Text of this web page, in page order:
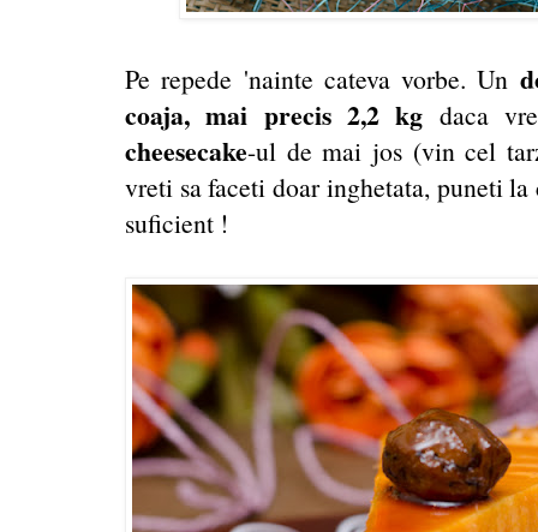
Pe repede 'nainte cateva vorbe. Un
coaja, mai precis 2,2 kg daca
cheesecake-ul de mai jos (vin cel
vreti sa faceti doar inghetata, puneti
suficient !